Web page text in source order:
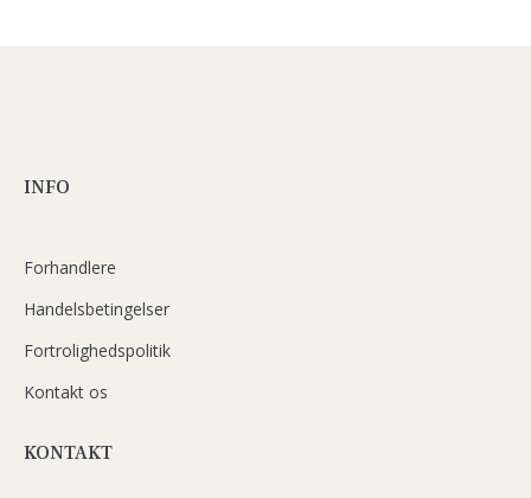
INFO
Forhandlere
Handelsbetingelser
Fortrolighedspolitik
Kontakt os
KONTAKT